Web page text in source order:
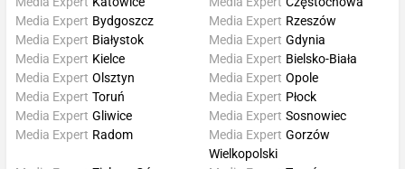
Media Expert Bydgoszcz
Media Expert Białystok
Media Expert Kielce
Media Expert Rzeszów
Media Expert Gdynia
Media Expert Bielsko-Biała
Media Expert Olsztyn
Media Expert Toruń
Media Expert Gliwice
Media Expert Radom
Media Expert Opole
Media Expert Płock
Media Expert Sosnowiec
Media Expert Gorzów
Wielkopolski